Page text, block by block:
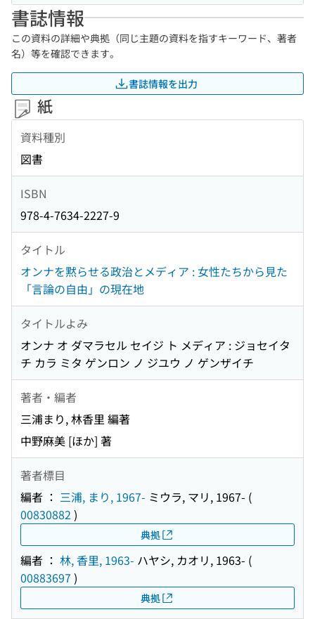
書誌情報
この資料の詳細や典拠（同じ主題の資料を指すキーワード、著者
名）等を確認できます。
書誌情報を出力
紙
資料種別
図書
ISBN
978-4-7634-2227-9
タイトル
オンナを黙らせる政治とメディア : 女性たちから見た
「言論の自由」の現在地
タイトルよみ
オンナ オ ダマラセル セイジ ト メディア : ジョセイタ
チ カラ ミタ ゲンロン ノ ジユウ ノ ゲンザイチ
著者・編者
三浦まり, 林香里 編著
中野麻美 [ほか] 著
著者標目
編者 ： 三浦, まり, 1967- ミウラ, マリ, 1967- (
00830882 )
典拠
編者 ： 林, 香里, 1963- ハヤシ, カオリ, 1963- (
00883697 )
典拠